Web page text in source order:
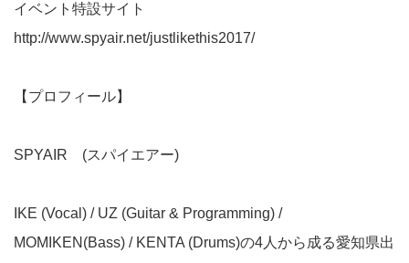
イベント特設サイト
http://www.spyair.net/justlikethis2017/
【プロフィール】
SPYAIR (スパイエアー)
IKE (Vocal) / UZ (Guitar & Programming) /
MOMIKEN(Bass) / KENTA (Drums)の4人から成る愛知県出